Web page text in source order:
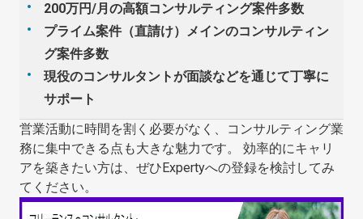
200万円/月の高額コンサルティング案件多数
プライム案件（直請け）メインのコンサルティン
グ案件多数
現役のコンサルタントが面談などを通じて丁寧に
サポート
営業活動に時間を割く必要がなく、コンサルティング業
務に集中できる点も大きな魅力です。 効率的にキャリ
アを築きたい方は、ぜひExpertyへの登録を検討してみ
てください。